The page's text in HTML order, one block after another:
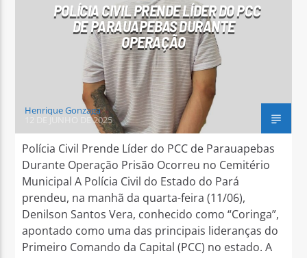
POLÍCIA CIVIL PRENDE LÍDER DO PCC
DE PARAUAPEBAS DURANTE
OPERAÇÃO
Henrique Gonzaga
12 DE JUNHO DE 2025
Polícia Civil Prende Líder do PCC de Parauapebas
Durante Operação Prisão Ocorreu no Cemitério
Municipal A Polícia Civil do Estado do Pará
prendeu, na manhã da quarta-feira (11/06),
Denilson Santos Vera, conhecido como “Coringa”,
apontado como uma das principais lideranças do
Primeiro Comando da Capital (PCC) no estado. A